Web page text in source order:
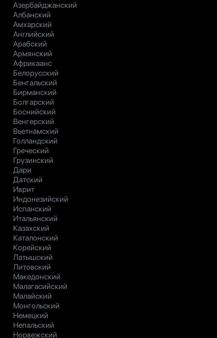
Азербайджанский
Албанский
Амхарский
Английский
Арабский
Армянский
Африкаанс
Белорусский
Бенгальский
Бирманский
Болгарский
Боснийский
Венгерский
Вьетнамский
Голландский
Греческий
Грузинский
Дари
Датский
Иврит
Индонезийский
Испанский
Итальянский
Казахский
Каталонский
Корейский
Латышский
Литовский
Македонский
Малагасийский
Малайский
Монгольский
Немецкий
Непальский
Норвежский